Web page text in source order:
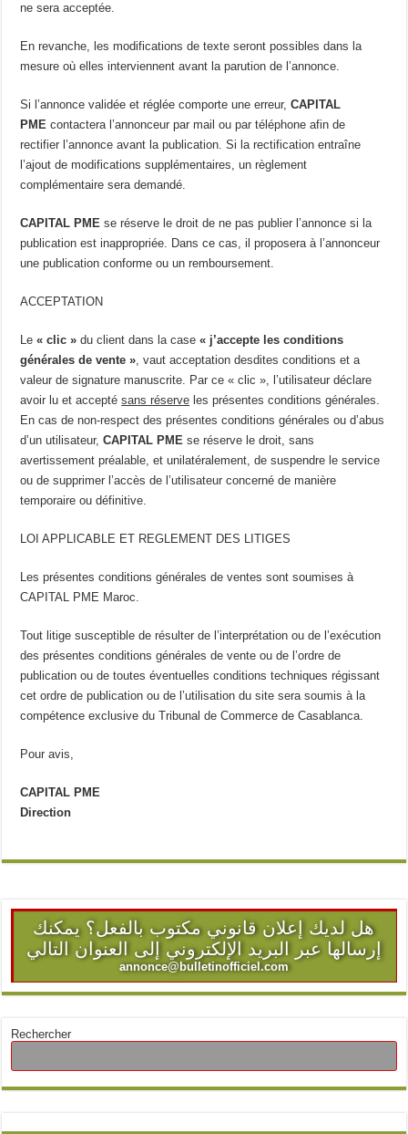
ne sera acceptée.
En revanche, les modifications de texte seront possibles dans la
mesure où elles interviennent avant la parution de l’annonce.
Si l’annonce validée et réglée comporte une erreur,CAPITAL
PME contactera l’annonceur par mail ou par téléphone afin de
rectifier l’annonce avant la publication. Si la rectification entraîne
l’ajout de modifications supplémentaires, un règlement
complémentaire sera demandé.
CAPITAL PME se réserve le droit de ne pas publier l’annonce si la
publication est inappropriée. Dans ce cas, il proposera à l’annonceur
une publication conforme ou un remboursement.
ACCEPTATION
Le« clic » du client dans la case« j’accepte les conditions
générales de vente », vaut acceptation desdites conditions et a
valeur de signature manuscrite. Par ce « clic », l’utilisateur déclare
avoir lu et acceptésans réserve les présentes conditions générales.
En cas de non-respect des présentes conditions générales ou d’abus
d’un utilisateur,CAPITAL PME se réserve le droit, sans
avertissement préalable, et unilatéralement, de suspendre le service
ou de supprimer l’accès de l’utilisateur concerné de manière
temporaire ou définitive.
LOI APPLICABLE ET REGLEMENT DES LITIGES
Les présentes conditions générales de ventes sont soumises à
CAPITAL PME Maroc.
Tout litige susceptible de résulter de l’interprétation ou de l’exécution
des présentes conditions générales de vente ou de l’ordre de
publication ou de toutes éventuelles conditions techniques régissant
cet ordre de publication ou de l’utilisation du site sera soumis à la
compétence exclusive du Tribunal de Commerce de Casablanca.
Pour avis,
CAPITAL PME
Direction
هل لديك إعلان قانوني مكتوب بالفعل؟ يمكنك
إرسالها عبر البريد الإلكتروني إلى العنوان التالي
annonce@bulletinofficiel.com
Rechercher